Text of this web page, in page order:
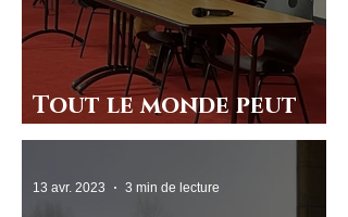
Tout le monde peut
apprendre le chinois !
13 avr. 2023 3 min de lecture